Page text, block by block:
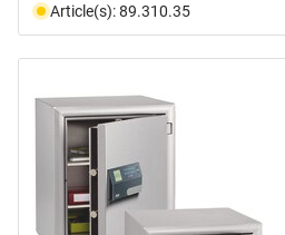
Article(s): 89.310.35